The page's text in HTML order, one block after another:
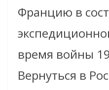
Францию в
время войны
Вернуться в